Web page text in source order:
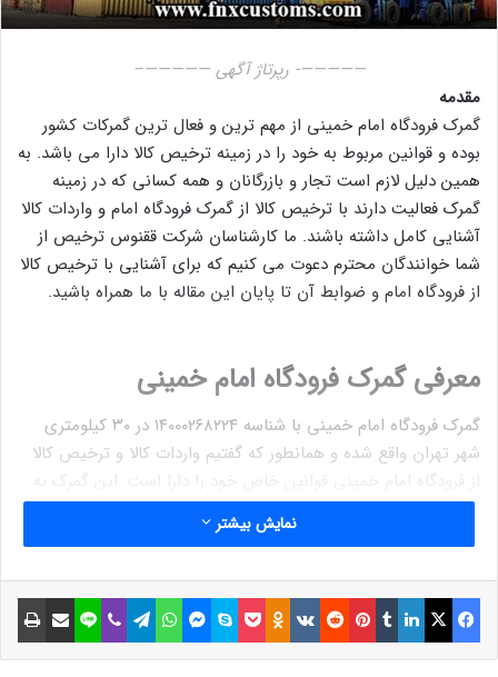
—————- رپرتاژ آگهی —————–
مقدمه
گمرک فرودگاه امام خمینی از مهم ترین و فعال ترین گمرکات کشور
بوده و قوانین مربوط به خود را در زمینه ترخیص کالا دارا می باشد. به
همین دلیل لازم است تجار و بازرگانان و همه کسانی که در زمینه
گمرک فعالیت دارند با ترخیص کالا از گمرک فرودگاه امام و واردات کالا
آشنایی کامل داشته باشند. ما کارشناسان شرکت ققنوس ترخیص از
شما خوانندگان محترم دعوت می کنیم که برای آشنایی با ترخیص کالا
از فرودگاه امام و ضوابط آن تا پایان این مقاله با ما همراه باشید.
معرفی گمرک فرودگاه امام خمینی
گمرک فرودگاه امام خمینی با شناسه ۱۴۰۰۰۲۶۸۲۲۴ در ۳۰ کیلومتری
شهر تهران واقع شده و همانطور که گفتیم واردات کالا و ترخیص کالا
از فرودگاه امام خمینی قوانین خاص خود را دارا است. این گمرک به
علت ظرفیت بالایی که دارد مناسب ترین گمرک برای ترخیص کالا می
باشد و تمامی امور گمرکی مثل ترانزیت و تخلیه بار، انتقال و انبار
در گمرک فرودگاه امام انجام می گیرد. این گمرک در حوزه های
مختلفی مثل امور تجاری، امانات پستی، امور مسافرتی و امور
تخصصی نفت فعالیت داشته و خدماتی را ارائه می دهد.
نمایش بیشتر
فیسبوک ایکس لینکداین تامبلر پینتریست Reddit
VKontakte
Odnoklassniki پاکت اسکایپ مسنجر واتس آپ تلگرام وایبر لاین اشتراک گذاری با ایمیل